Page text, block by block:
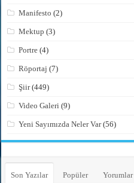
Manifesto (2)
Mektup (3)
Portre (4)
Röportaj (7)
Şiir(449)
Video Galeri (9)
Yeni Sayımızda Neler Var(56)
Son Yazılar Popüler Yorumlar